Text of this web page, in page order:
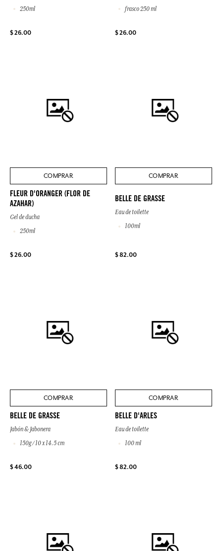
250ml
$ 26.00
frasco 250 ml
$ 26.00
COMPRAR
FLEUR D'ORANGER (FLOR DE
AZAHAR)
Gel de ducha
250ml
$ 26.00
COMPRAR
BELLE DE GRASSE
Eau de toilette
100ml
$ 82.00
COMPRAR
BELLE DE GRASSE
Jabón & Jabonera
150g / 10 x 14.5 cm
$ 46.00
COMPRAR
BELLE D'ARLES
Eau de toilette
100 ml
$ 82.00